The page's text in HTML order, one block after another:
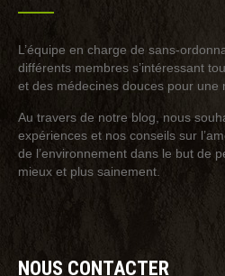
L’équipe en charge de sans-
différents membres s’intéressant
et des médecines douces pour une
Au travers de notre blog, nous
expériences et nos conseils sur
de l’environnement dans le but de
mieux et plus sainement.
NOUS CONTACTER